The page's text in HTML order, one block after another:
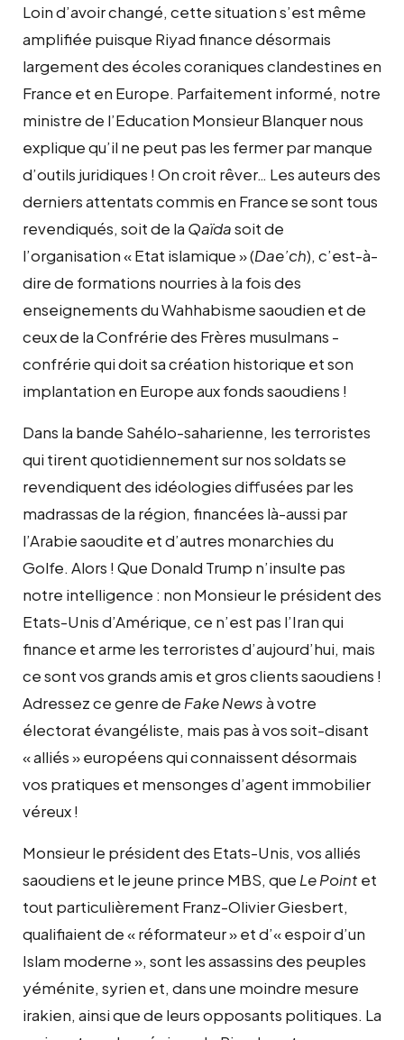
Loin d’avoir changé, cette situation s’est même
amplifiée puisque Riyad finance désormais
largement des écoles coraniques clandestines en
France et en Europe. Parfaitement informé, notre
ministre de l’Education Monsieur Blanquer nous
explique qu’il ne peut pas les fermer par manque
d’outils juridiques ! On croit rêver… Les auteurs des
derniers attentats commis en France se sont tous
revendiqués, soit de la Qaïdasoit de
l’organisation « Etat islamique » (Dae’ch), c’est-à-
dire de formations nourries à la fois des
enseignements du Wahhabisme saoudien et de
ceux de la Confrérie des Frères musulmans -
confrérie qui doit sa création historique et son
implantation en Europe aux fonds saoudiens !
Dans la bande Sahélo-saharienne, les terroristes
qui tirent quotidiennement sur nos soldats se
revendiquent des idéologies diffusées par les
madrassas de la région, financées là-aussi par
l’Arabie saoudite et d’autres monarchies du
Golfe. Alors ! Que Donald Trump n’insulte pas
notre intelligence : non Monsieur le président des
Etats-Unis d’Amérique, ce n’est pas l’Iran qui
finance et arme les terroristes d’aujourd’hui, mais
ce sont vos grands amis et gros clients saoudiens !
Adressez ce genre de Fake Newsà votre
électorat évangéliste, mais pas à vos soit-disant
« alliés » européens qui connaissent désormais
vos pratiques et mensonges d’agent immobilier
véreux !
Monsieur le président des Etats-Unis, vos alliés
saoudiens et le jeune prince MBS, que Le Point et
tout particulièrement Franz-Olivier Giesbert,
qualifiaient de « réformateur » et d’« espoir d’un
Islam moderne », sont les assassins des peuples
yéménite, syrien et, dans une moindre mesure
irakien, ainsi que de leurs opposants politiques. La